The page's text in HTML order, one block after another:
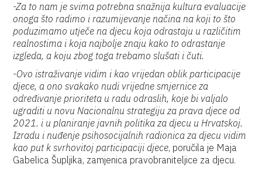
-Za to nam je svima potrebna snažnija kultura evaluacije
onoga što radimo i razumijevanje načina na koji to što
poduzimamo utječe na djecu koja odrastaju u različitim
realnostima i koja najbolje znaju kako to odrastanje
izgleda, a koju zbog toga trebamo slušati i čuti.
-Ovo istraživanje vidim i kao vrijedan oblik participacije
djece, a ono svakako nudi vrijedne smjernice za
određivanje prioriteta u radu odraslih, koje bi valjalo
ugraditi u novu Nacionalnu strategiju za prava djece od
2021. i u planiranje javnih politika za djecu u Hrvatskoj.
Izradu i nuđenje psihosocijalnih radionica za djecu vidim
kao put k svrhovitoj participaciji djece, poručila je Maja
Gabelica Šupljika, zamjenica pravobraniteljice za djecu.